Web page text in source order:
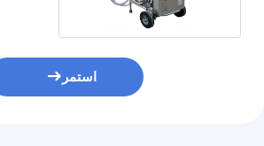
استمر